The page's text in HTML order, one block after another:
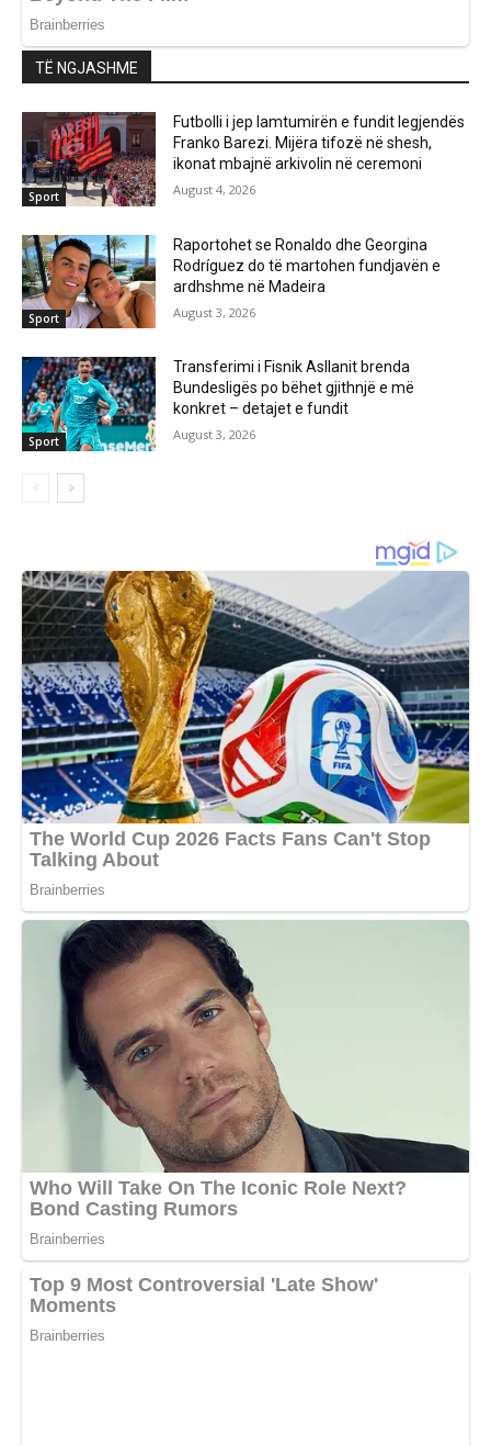
TË NGJASHME
Sport
Futbolli i jep lamtumirën e fundit legjendës
Franko Barezi. Mijëra tifozë në shesh,
ikonat mbajnë arkivolin në ceremoni
August 4, 2026
Sport
Raportohet se Ronaldo dhe Georgina
Rodríguez do të martohen fundjavën e
ardhshme në Madeira
August 3, 2026
Sport
Transferimi i Fisnik Asllanit brenda
Bundesligës po bëhet gjithnjë e më
konkret – detajet e fundit
August 3, 2026